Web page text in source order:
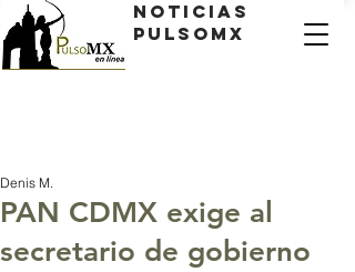
Noticias
PulsoMX
PAN CDMX exige al
secretario de gobierno
Denis M.